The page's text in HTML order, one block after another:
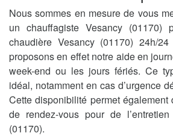
Nous sommes en mesure de vous
un chauffagiste Vesancy (01170)
chaudière Vesancy (01170) 24h/
proposons en effet notre aide en
week-end ou les jours fériés. Ce
idéal, notamment en cas d’urgence
Cette disponibilité permet
de rendez-vous pour de
(01170).